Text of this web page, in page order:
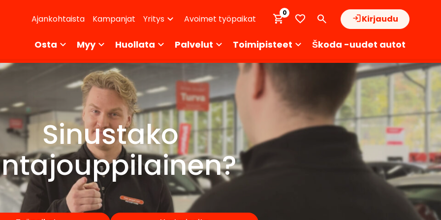
Ajankohtaista Kampanjat Yritys Avoimet työpaikat Kirjaudu
0
Osta Myy Huollata Palvelut Toimipisteet Škoda -uudet autot
Sinustako